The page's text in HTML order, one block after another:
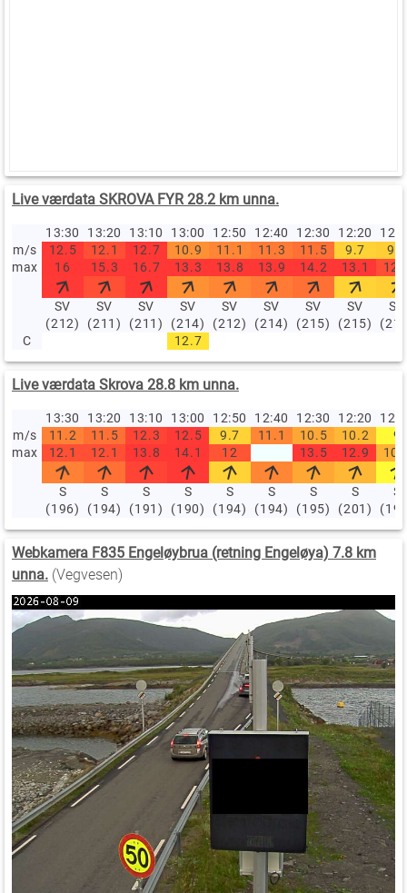
Live værdata SKROVA FYR 28.2 km unna.
13:30 13:20 13:10 13:00 12:50 12:40 12:30 12:20
m/s
12.5 12.1 12.7 10.9 11.1 11.3 11.5 9.7
9.8
max
16 15.3 16.7 13.3 13.8 13.9 14.2 13.1
SV
(212)
SV
(211)
SV
(211)
SV
(214)
SV
(212)
SV
(214)
SV
(215)
SV
(215)
SV
C
12.7
Live værdata Skrova 28.8 km unna.
13:30 13:20 13:10 13:00 12:50 12:40 12:30 12:20
m/s
11.2 11.5 12.3 12.5 9.7 11.1 10.5 10.2
9
max
12.1 12.1 13.8 14.1 12 13.5 12.9
S
(196)
S
(194)
S
(191)
S
(190)
S
(194)
S
(194)
S
(195)
S
(201)
S
Webkamera F835 Engeløybrua (retning Engeløya) 7.8 km
unna. (Vegvesen)